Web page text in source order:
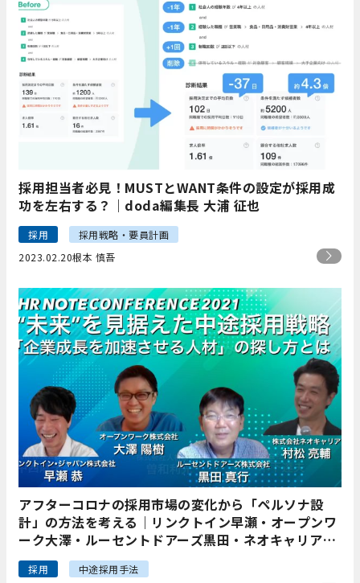
採用担当者必見！MUSTとWANT条件の設定が採用成
功を左右する？｜doda編集長 大浦 征也
採用
採用戦略・要員計画
2023.02.20根本 慎吾
アフターコロナの採用市場の変化から「ペルソナ設
計」の方法を考える｜リンクトイン早瀬・オープンワ
ーク大澤・ルーセントドアーズ黒田・ネオキャリア村
松 #HR NOTE CONFERENCE2021
採用
中途採用手法